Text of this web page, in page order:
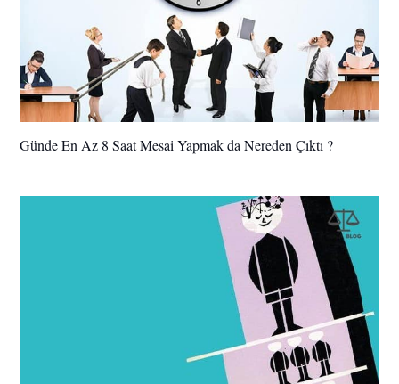
Günde En Az 8 Saat Mesai Yapmak da Nereden Çıktı ?